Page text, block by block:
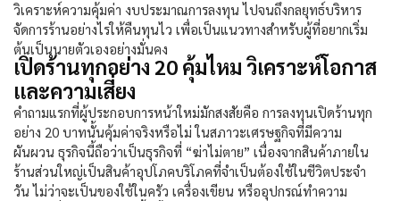
วิเคราะห์ความคุ้มค่า งบประมาณการลงทุน ไปจนถึงกลยุทธ์บริหาร
จัดการร้านอย่างไรให้คืนทุนไว เพื่อเป็นแนวทางสำหรับผู้ที่อยากเริ่ม
ต้นเป็นนายตัวเองอย่างมั่นคง
เปิดร้านทุกอย่าง 20 คุ้มไหม วิเคราะห์โอกาส
และความเสี่ยง
คำถามแรกที่ผู้ประกอบการหน้าใหม่มักสงสัยคือ การลงทุนเปิดร้านทุก
อย่าง 20 บาทนั้นคุ้มค่าจริงหรือไม่ ในสภาวะเศรษฐกิจที่มีความ
ผันผวน ธุรกิจนี้ถือว่าเป็นธุรกิจที่ “ฆ่าไม่ตาย” เนื่องจากสินค้าภายใน
ร้านส่วนใหญ่เป็นสินค้าอุปโภคบริโภคที่จำเป็นต้องใช้ในชีวิตประจำ
วัน ไม่ว่าจะเป็นของใช้ในครัว เครื่องเขียน หรืออุปกรณ์ทำความ